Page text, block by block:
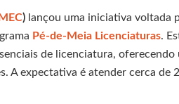
MEC) lançou uma iniciativa voltada
Pé-de-Meia Licenciaturas.
de licenciatura, oferecendo
A expectativa é atender cerca de